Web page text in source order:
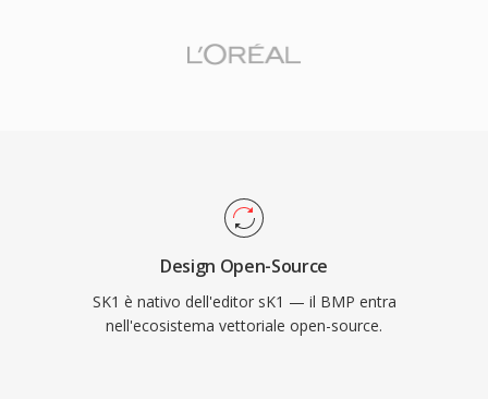
Design Open-Source
SK1 è nativo dell'editor sK1 — il BMP entra
nell'ecosistema vettoriale open-source.